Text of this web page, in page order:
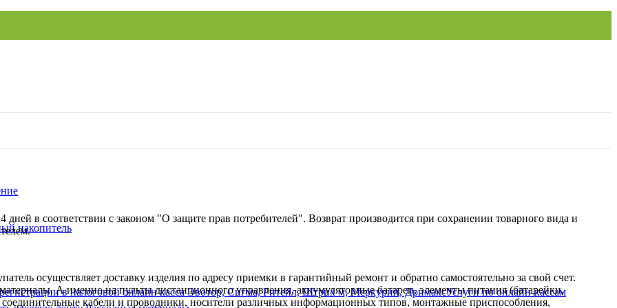
накопитель
Услуги по онлайн-кассам
дней в соответствии с законом "О защите прав потребителей". Возврат производится при сохранении товарного вида и
осуществляет доставку изделия по адресу приемки в гарантийный ремонт и обратно самостоятельно за свой счет.
А именно на пульты дистанционного управления, аккумуляторные батареи, элементы питания (батарейки,
кабели и проводники, носители различных информационных типов, монтажные приспособления,